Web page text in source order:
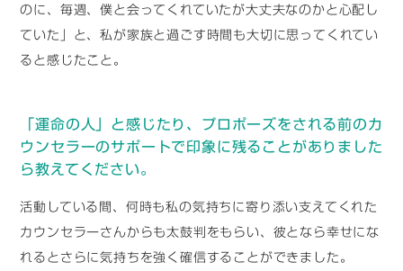
のに、毎週、僕と会ってくれていたが大丈夫なのかと心配し
ていた」と、私が家族と過ごす時間も大切に思ってくれてい
ると感じたこと。
「運命の人」と感じたり、プロポーズをされる前のカ
ウンセラーのサポートで印象に残ることがありました
ら教えてください。
活動している間、何時も私の気持ちに寄り添い支えてくれた
カウンセラーさんからも太鼓判をもらい、彼となら幸せにな
れるとさらに気持ちを強く確信することができました。